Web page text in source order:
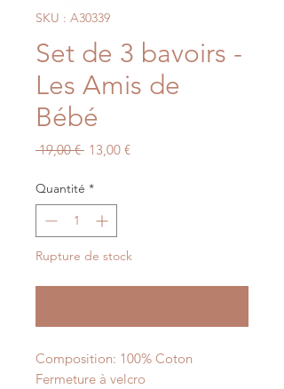
SKU : A30339
Set de 3 bavoirs -
Les Amis de
Bébé
19,00 € Prix
13,00 €Prix
Quantité *
Rupture de stock
Composition: 100% Coton
Fermeture à velcro